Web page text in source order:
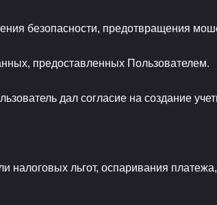
безопасности, предотвращения
предоставленных Пользователем.
дал согласие на создание
налоговых льгот, оспаривания